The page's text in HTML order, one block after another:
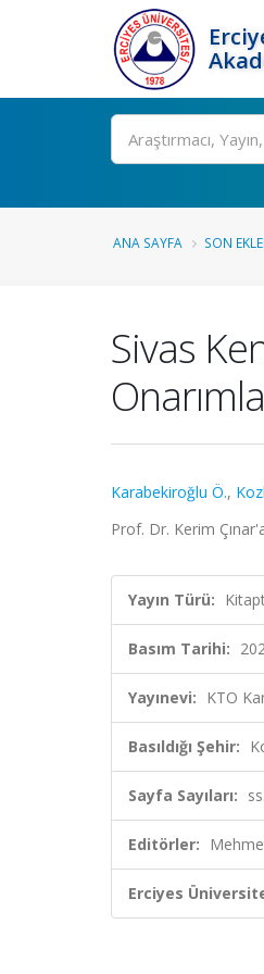
Ara
ANA SAYFA SON
Sivas
Karabekiroğlu Ö.,
Prof. Dr. Kerim
Yayın Türü:
Basım Tarihi:
Yayınevi: KTO
Basıldığı Şehir:
Sayfa Sayıları:
Editörler:
Erciyes